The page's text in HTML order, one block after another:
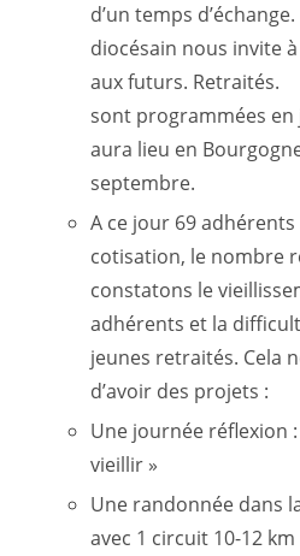
d’un temps
diocésain nous invite
aux futurs.
sont programmées
aura lieu en
septembre.
A ce jour 69
cotisation, le nombre
constatons le
adhérents et la
jeunes retraités. Cela
d’avoir des projets :
Une journée réflexion
vieillir »
Une randonnée dans
avec 1 circuit 10-12